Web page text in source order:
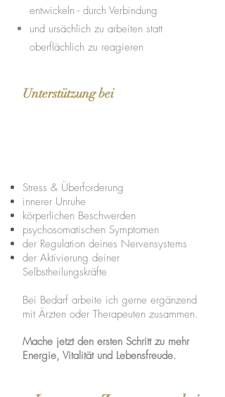
entwickeln - durch Verbindung
und ursächlich zu arbeiten statt
oberflächlich zu reagieren
Unterstützung bei
Stress & Überforderung
innerer Unruhe
körperlichen Beschwerden
psychosomatischen Symptomen
der Regulation deines Nervensystems
der Aktivierung deiner
Selbstheilungskräfte
Bei Bedarf arbeite ich gerne ergänzend
mit Ärzten oder Therapeuten zusammen.
​Mache jetzt den ersten Schritt zu mehr
Energie, Vitalität und Lebensfreude.